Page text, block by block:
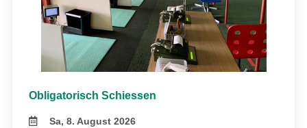
Obligatorisch Schiessen
Sa, 8. August 2026